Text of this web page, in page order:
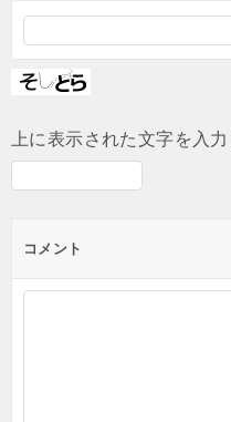
上に表示された文字を入
コメント